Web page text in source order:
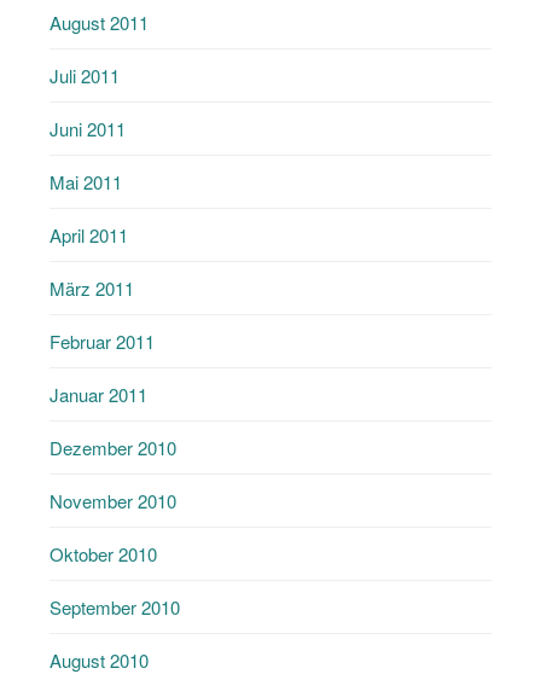
August 2011
Juli 2011
Juni 2011
Mai 2011
April 2011
März 2011
Februar 2011
Januar 2011
Dezember 2010
November 2010
Oktober 2010
September 2010
August 2010